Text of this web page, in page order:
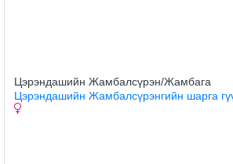
Цэрэндашийн Жамбалсүрэн/Жамбага
Цэрэндашийн Жамбалсүрэнгийн шарга